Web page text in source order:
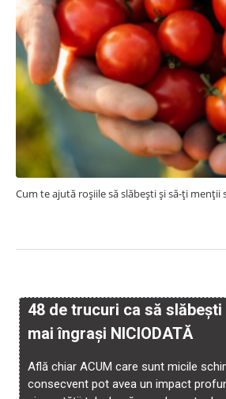
Cum te ajută roșiile să slăbești și să-ți menții